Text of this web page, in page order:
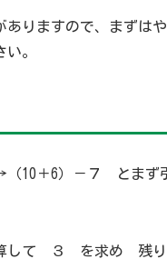
ありますので、まずは
。
10＋6）－７ とまず
して ３ を求め 残り